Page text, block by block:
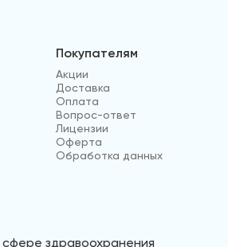
Покупателям
Акции
Доставка
Оплата
Вопрос-ответ
Лицензии
Оферта
Обработка данных
здравоохранения